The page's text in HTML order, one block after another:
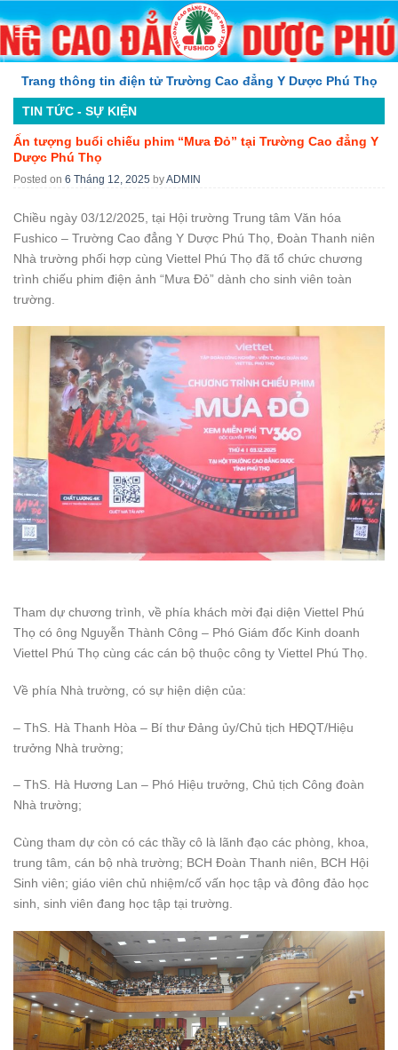
to
content
thông tin điện tử Trường Cao đẳng Y Dược Phú Thọ
TIN TỨC - SỰ KIỆN
Ấn tượng buổi chiếu phim “Mưa Đỏ” tại Trường Cao đẳng Y
Dược Phú Thọ
Posted on 6 Tháng 12, 2025 byADMIN
Chiều ngày 03/12/2025, tại Hội trường Trung tâm Văn hóa
Fushico – Trường Cao đẳng Y Dược Phú Thọ, Đoàn Thanh niên
Nhà trường phối hợp cùng Viettel Phú Thọ đã tổ chức chương
trình chiếu phim điện ảnh “Mưa Đỏ” dành cho sinh viên toàn
trường.
Tham dự chương trình, về phía khách mời đại diện Viettel Phú
Thọ có ông Nguyễn Thành Công – Phó Giám đốc Kinh doanh
Viettel Phú Thọ cùng các cán bộ thuộc công ty Viettel Phú Thọ.
Về phía Nhà trường, có sự hiện diện của:
– ThS. Hà Thanh Hòa – Bí thư Đảng ủy/Chủ tịch HĐQT/Hiệu
trưởng Nhà trường;
– ThS. Hà Hương Lan – Phó Hiệu trưởng, Chủ tịch Công đoàn
Nhà trường;
Cùng tham dự còn có các thầy cô là lãnh đạo các phòng, khoa,
trung tâm, cán bộ nhà trường; BCH Đoàn Thanh niên, BCH Hội
Sinh viên; giáo viên chủ nhiệm/cố vấn học tập và đông đảo học
sinh, sinh viên đang học tập tại trường.